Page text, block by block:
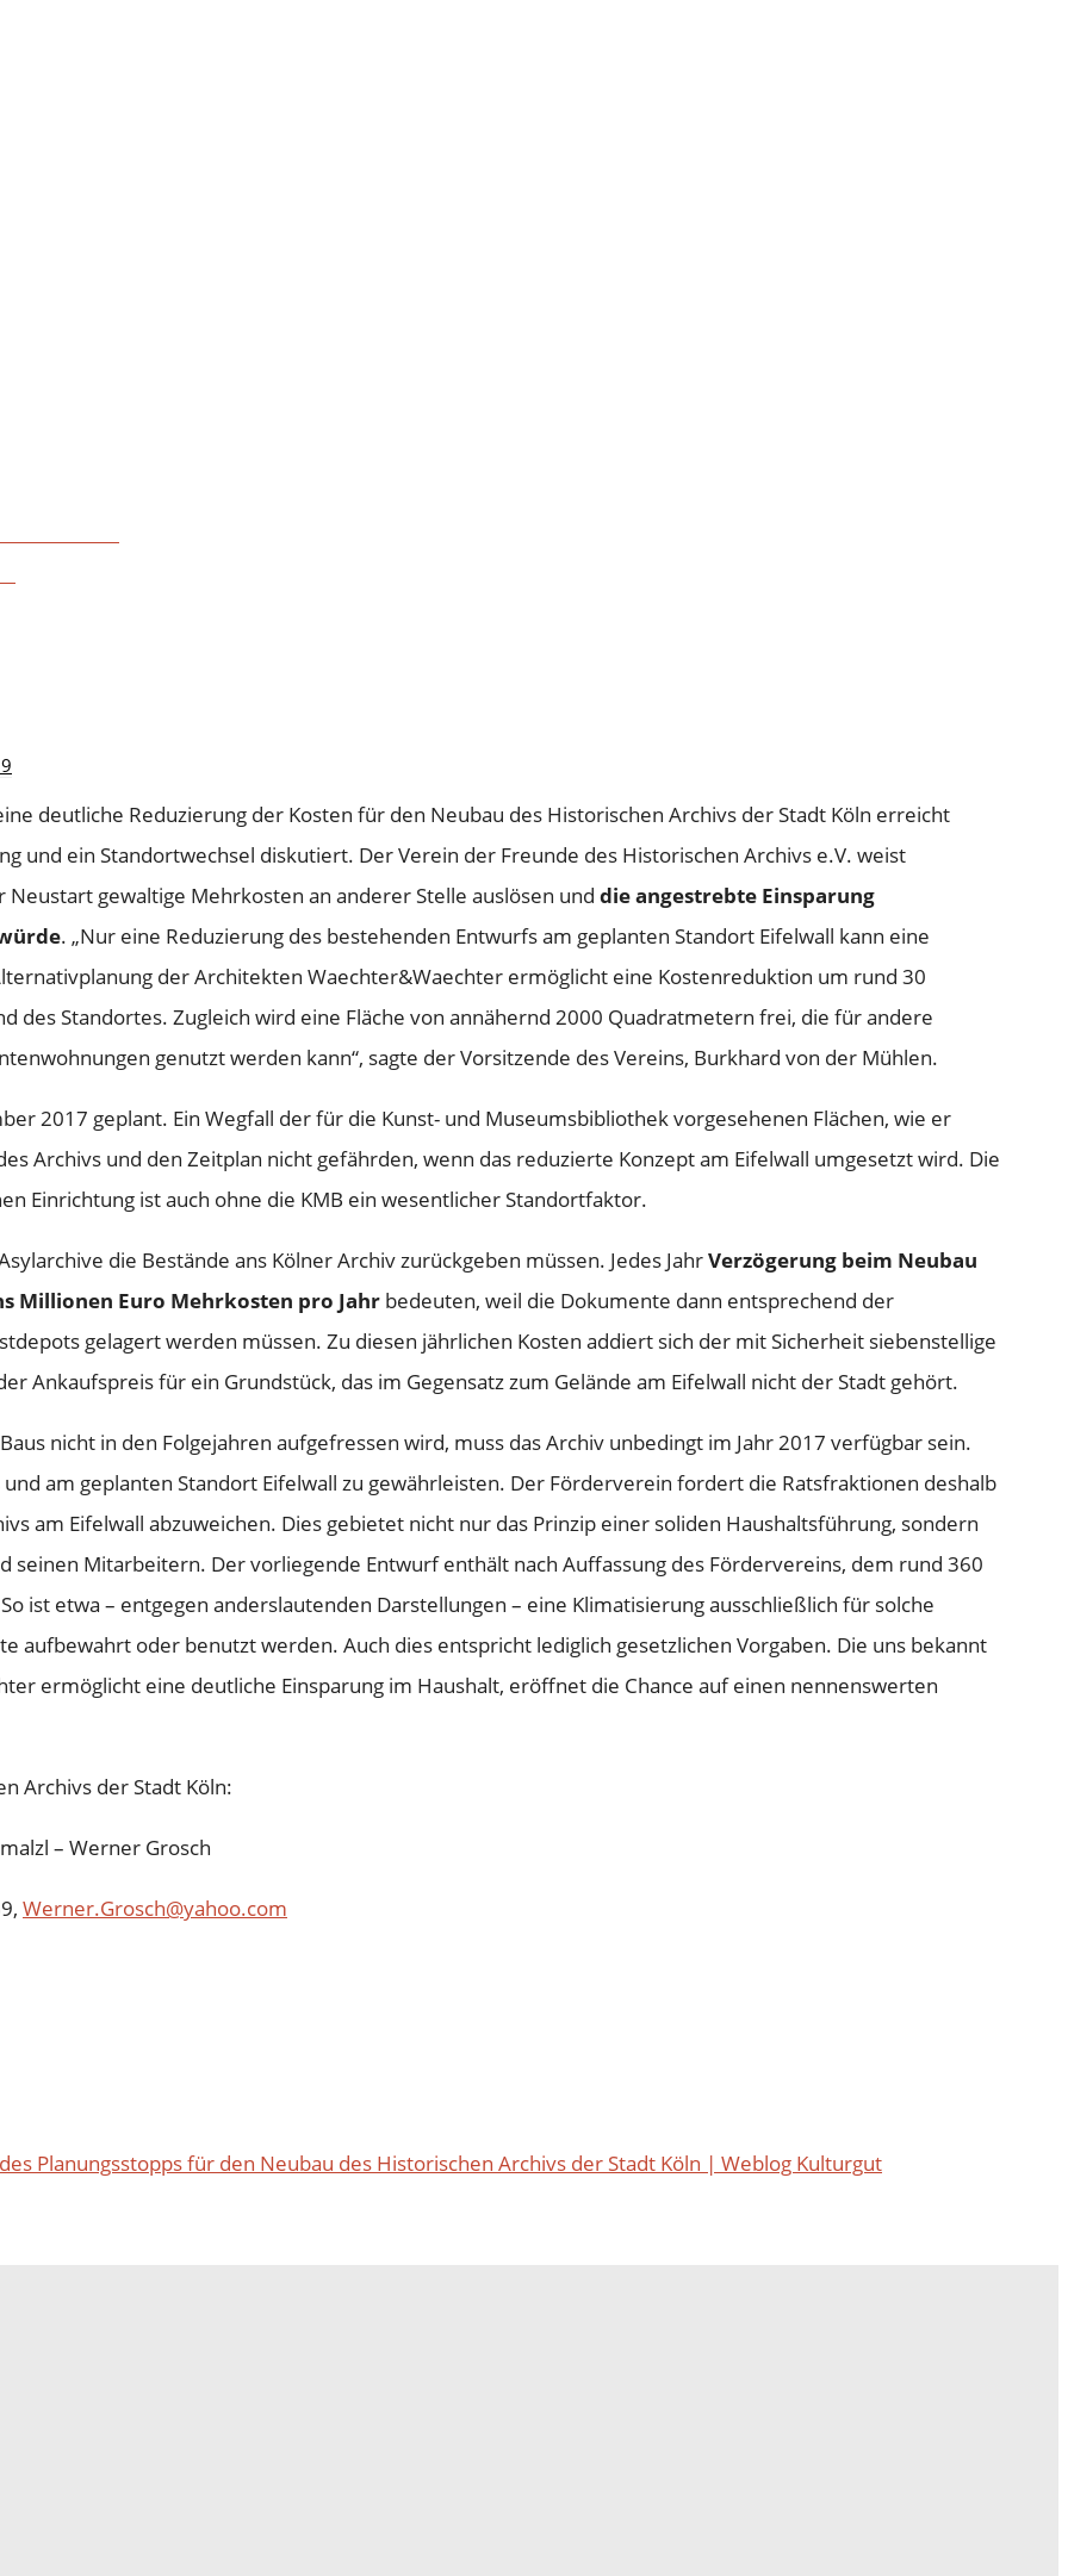
2013
deutliche Reduzierung der Kosten für den Neubau des Historischen Archivs der Stadt Köln erreicht
und ein Standortwechsel diskutiert. Der Verein der Freunde des Historischen Archivs e.V. weist
gewaltige Mehrkosten an anderer Stelle auslösen und die angestrebte Einsparung
. „Nur eine Reduzierung des bestehenden Entwurfs am geplanten Standort Eifelwall kann eine
der Architekten Waechter&Waechter ermöglicht eine Kostenreduktion um rund 30
des Standortes. Zugleich wird eine Fläche von annähernd 2000 Quadratmetern frei, die für andere
genutzt werden kann“, sagte der Vorsitzende des Vereins, Burkhard von der Mühlen.
2017 geplant. Ein Wegfall der für die Kunst- und Museumsbibliothek vorgesehenen Flächen, wie er
Archivs und den Zeitplan nicht gefährden, wenn das reduzierte Konzept am Eifelwall umgesetzt wird. Die
Einrichtung ist auch ohne die KMB ein wesentlicher Standortfaktor.
die Bestände ans Kölner Archiv zurückgeben müssen. Jedes JahrVerzögerung beim Neubau
Millionen Euro Mehrkosten pro Jahr bedeuten, weil die Dokumente dann entsprechend der
gelagert werden müssen. Zu diesen jährlichen Kosten addiert sich der mit Sicherheit siebenstellige
Ankaufspreis für ein Grundstück, das im Gegensatz zum Gelände am Eifelwall nicht der Stadt gehört.
nicht in den Folgejahren aufgefressen wird, muss das Archiv unbedingt im Jahr 2017 verfügbar sein.
am geplanten Standort Eifelwall zu gewährleisten. Der Förderverein fordert die Ratsfraktionen deshalb
am Eifelwall abzuweichen. Dies gebietet nicht nur das Prinzip einer soliden Haushaltsführung, sondern
seinen Mitarbeitern. Der vorliegende Entwurf enthält nach Auffassung des Fördervereins, dem rund 360
ist etwa – entgegen anderslautenden Darstellungen – eine Klimatisierung ausschließlich für solche
aufbewahrt oder benutzt werden. Auch dies entspricht lediglich gesetzlichen Vorgaben. Die uns bekannt
ermöglicht eine deutliche Einsparung im Haushalt, eröffnet die Chance auf einen nennenswerten
Archivs der Stadt Köln:
– Werner Grosch
Werner.Grosch@yahoo.com
Planungsstopps für den Neubau des Historischen Archivs der Stadt Köln | Weblog Kulturgut